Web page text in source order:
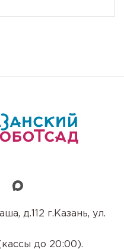
д.112 г.Казань, ул.
до 20:00).